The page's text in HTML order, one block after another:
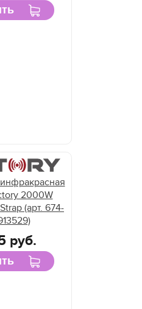
2000W
(арт. 674-
руб.